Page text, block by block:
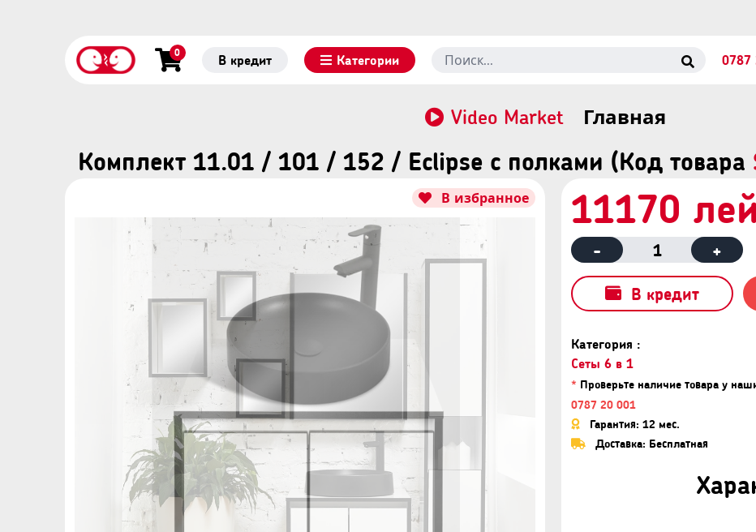
0 В кредит Категории 0787
Video Market Главная
Комплект 11.01 / 101 / 152 / Eclipse с полками (Код товара
В избранное
Категория :
Сеты 6 в 1
* Проверьте наличие товара у
0787 20 001
Гарантия: 12 мес.
Доставка: Бесплатная
11170 лей
- 1 +
В кредит